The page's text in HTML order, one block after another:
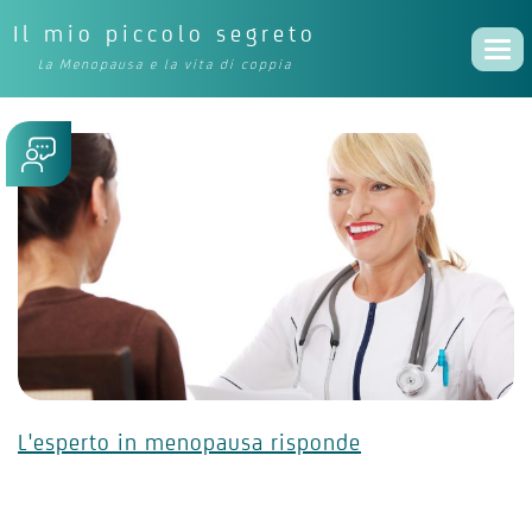
Il mio piccolo segreto
La Menopausa e la vita di coppia
L'esperto in menopausa risponde